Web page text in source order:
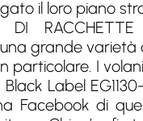
il loro piano
DI
una grande
particolare. I
Label
Facebook di